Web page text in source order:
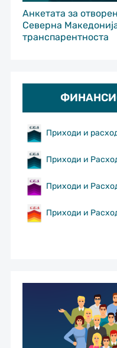
Анкетата за
Северна
транспарентноста
Приходи и
Приходи и
Приходи и
Приходи и